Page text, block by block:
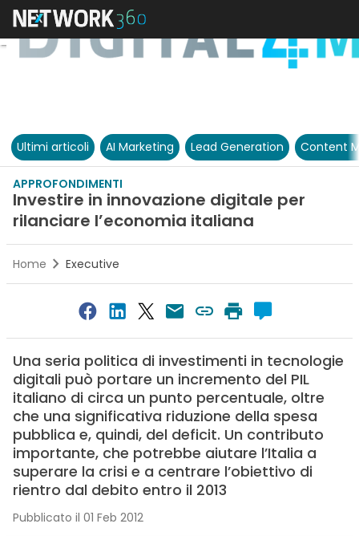
Ultimi articoli AI Marketing Lead Generation Content
APPROFONDIMENTI
Investire in innovazione digitale per
rilanciare l’economia italiana
Home Executive
Una seria politica di investimenti in tecnologie
digitali può portare un incremento del PIL
italiano di circa un punto percentuale, oltre
che una significativa riduzione della spesa
pubblica e, quindi, del deficit. Un contributo
importante, che potrebbe aiutare l’Italia a
superare la crisi e a centrare l’obiettivo di
rientro dal debito entro il 2013
Pubblicato il 01 Feb 2012